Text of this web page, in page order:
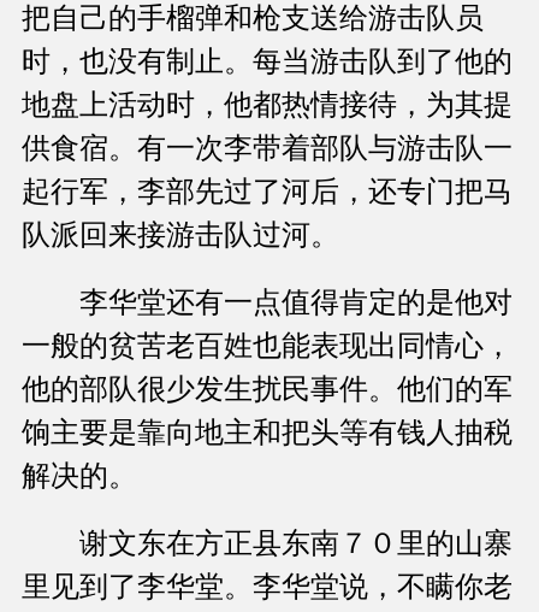
把自己的手榴弹和枪支送给游击队员
时，也没有制止。每当游击队到了他的
地盘上活动时，他都热情接待，为其提
供食宿。有一次李带着部队与游击队一
起行军，李部先过了河后，还专门把马
队派回来接游击队过河。
李华堂还有一点值得肯定的是他对
一般的贫苦老百姓也能表现出同情心，
他的部队很少发生扰民事件。他们的军
饷主要是靠向地主和把头等有钱人抽税
解决的。
谢文东在方正县东南７０里的山寨
里见到了李华堂。李华堂说，不瞒你老